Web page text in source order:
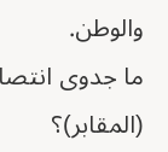
والوطن.
ما جدوى
(المقابر)؟